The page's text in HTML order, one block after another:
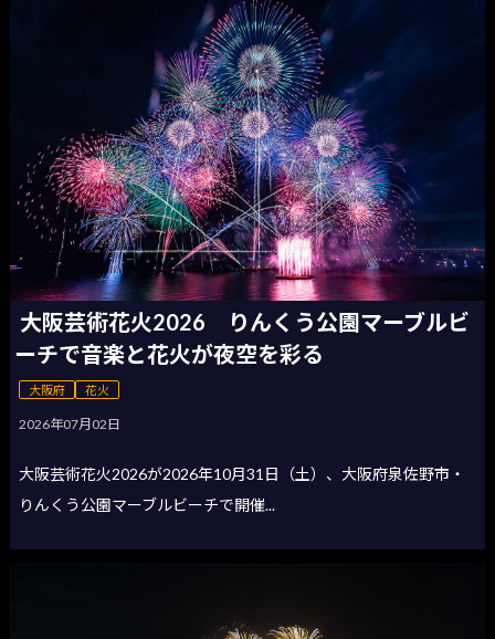
大阪芸術花火2026 りんくう公園マーブルビ
ーチで音楽と花火が夜空を彩る
大阪府 花火
2026年07月02日
大阪芸術花火2026が2026年10月31日（土）、大阪府泉佐野市・
りんくう公園マーブルビーチで開催...